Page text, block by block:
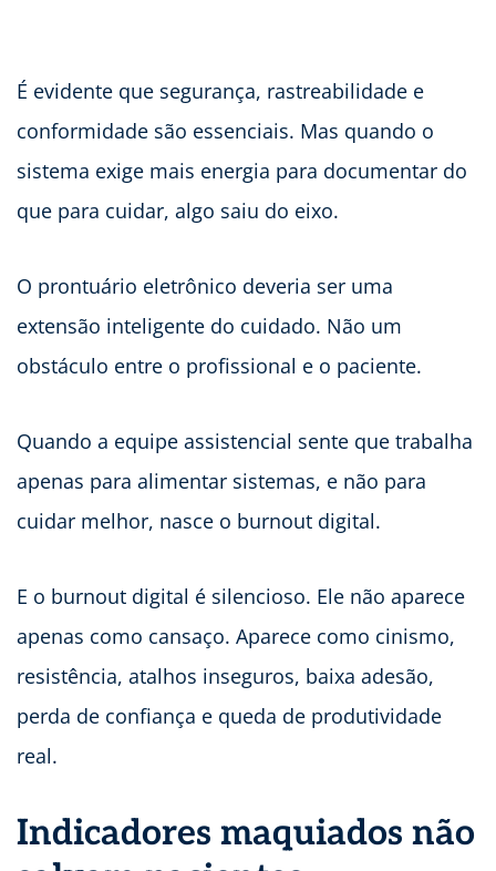
É evidente que segurança, rastreabilidade e
conformidade são essenciais. Mas quando o
sistema exige mais energia para documentar do
que para cuidar, algo saiu do eixo.
O prontuário eletrônico deveria ser uma
extensão inteligente do cuidado. Não um
obstáculo entre o profissional e o paciente.
Quando a equipe assistencial sente que trabalha
apenas para alimentar sistemas, e não para
cuidar melhor, nasce o burnout digital.
E o burnout digital é silencioso. Ele não aparece
apenas como cansaço. Aparece como cinismo,
resistência, atalhos inseguros, baixa adesão,
perda de confiança e queda de produtividade
real.
Indicadores maquiados não